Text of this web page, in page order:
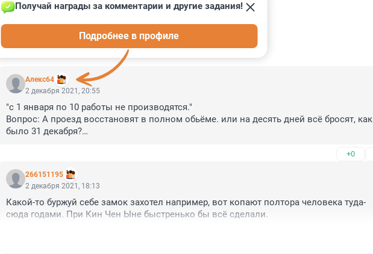
КОММЕНТАРИИ 8
Алекс64
Получай награды за комментарии и другие задания!
Подробнее в профиле
2 декабря 2021, 20:55
"с 1 января по 10 работы не производятся."
Вопрос: А проезд восстановят в полном обьёме. или на десять дней всё бросят, как
было 31 декабря?
+0
266151195
2 декабря 2021, 18:13
Какой-то буржуй себе замок захотел например, вот копают полтора человека туда-
сюда годами. При Кин Чен Ыне быстренько бы всё сделали.